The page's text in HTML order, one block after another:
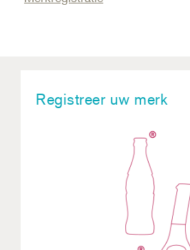
Registreer uw merk